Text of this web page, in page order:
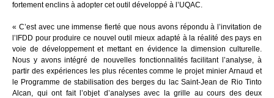
fortement enclins à adopter cet outil développé à l’UQAC.
« C’est avec une immense fierté que nous avons répondu à l’invitation de
l’IFDD pour produire ce nouvel outil mieux adapté à la réalité des pays en
voie de développement et mettant en évidence la dimension culturelle.
Nous y avons intégré de nouvelles fonctionnalités facilitant l’analyse, à
partir des expériences les plus récentes comme le projet minier Arnaud et
le Programme de stabilisation des berges du lac Saint-Jean de Rio Tinto
Alcan, qui ont fait l’objet d’analyses avec la grille au cours des deux